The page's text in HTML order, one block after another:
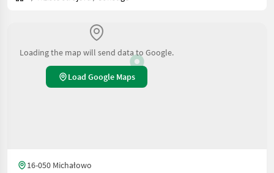
Loading the map will send data to Google.
Load Google Maps
16-050 Michałowo